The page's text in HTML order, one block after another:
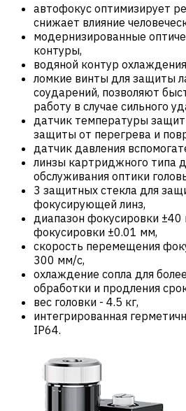
автофокус оптимизирует
снижает влияние
модернизированные
контуры,
водяной контур
ломкие винты для защиты
соударений, позволяют
работу в случае сильного
датчик температуры
защиты от перегрева и
датчик давления
линзы картриджного типа
обслуживания оптики
3 защитных стекла для
фокусирующей линз,
диапазон фокусировки ±40
фокусировки ±0.01 мм,
скорость перемещения
300 мм/с,
охлаждение сопла для
обработки и продления
вес головки - 4.5 кг,
интегрированная
IP64.